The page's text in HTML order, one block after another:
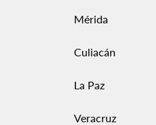
Mérida
Culiacán
La Paz
Veracruz